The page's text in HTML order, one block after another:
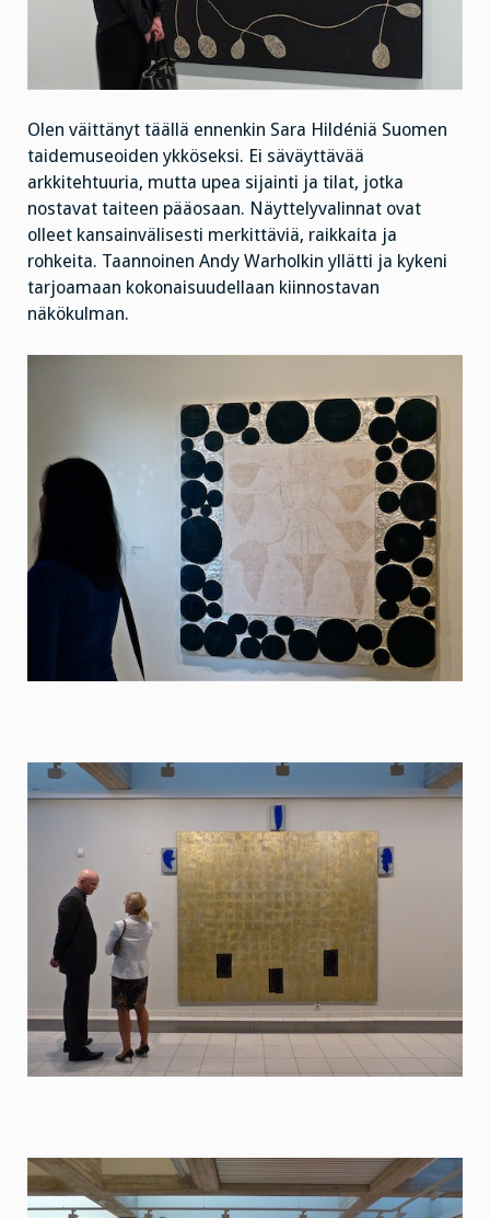
Olen väittänyt täällä ennenkin Sara Hildéniä Suomen
taidemuseoiden ykköseksi. Ei säväyttävää
arkkitehtuuria, mutta upea sijainti ja tilat, jotka
nostavat taiteen pääosaan. Näyttelyvalinnat ovat
olleet kansainvälisesti merkittäviä, raikkaita ja
rohkeita. Taannoinen Andy Warholkin yllätti ja kykeni
tarjoamaan kokonaisuudellaan kiinnostavan
näkökulman.